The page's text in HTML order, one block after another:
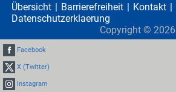
Übersicht Barrierefreiheit Kontakt
Datenschutzerklaerung
Copyright © 2026
Facebook
X (Twitter)
Instagram